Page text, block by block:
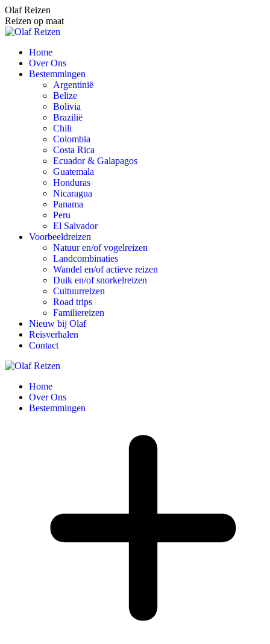
Spring
naar
content
Olaf Reizen
Reizen op maat
Home
Over Ons
Bestemmingen
Argentinië
Belize
Bolivia
Brazilië
Chili
Colombia
Costa Rica
Ecuador & Galapagos
Guatemala
Honduras
Nicaragua
Panama
Peru
El Salvador
Voorbeeldreizen
Natuur en/of vogelreizen
Landcombinaties
Wandel en/of actieve reizen
Duik en/of snorkelreizen
Cultuurreizen
Road trips
Familiereizen
Nieuw bij Olaf
Reisverhalen
Contact
Home
Over Ons
Bestemmingen